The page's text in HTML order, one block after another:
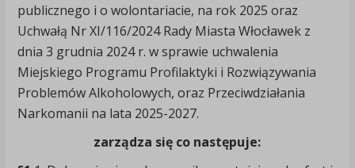
publicznego i o wolontariacie, na rok 2025 oraz
Uchwałą Nr XI/116/2024 Rady Miasta Włocławek z
dnia 3 grudnia 2024 r. w sprawie uchwalenia
Miejskiego Programu Profilaktyki i Rozwiązywania
Problemów Alkoholowych, oraz Przeciwdziałania
Narkomanii na lata 2025-2027.
zarządza się co następuje: